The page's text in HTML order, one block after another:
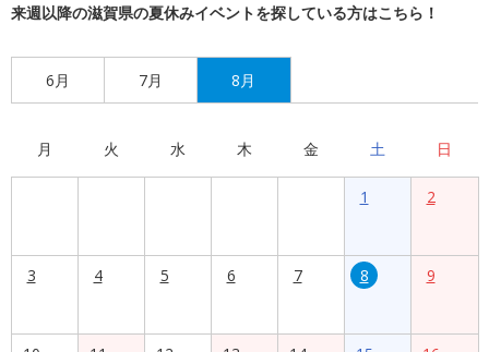
来週以降の滋賀県の夏休みイベントを探している方はこちら！
6月 7月 8月
月 火 水 木 金 土 日
1 2
3 4 5 6 7 8 9